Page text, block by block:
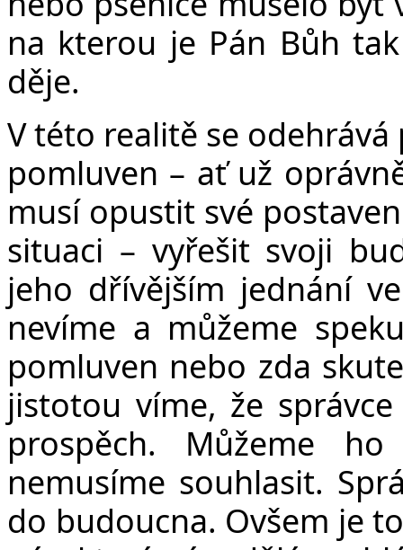
na kterou je Pán Bůh
děje.
V této realitě se
pomluven – ať už
musí opustit své
situaci – vyřešit svoji
jeho dřívějším jednání
nevíme a můžeme
pomluven nebo zda
jistotou víme, že
prospěch. Můžeme
nemusíme souhlasit.
do budoucna. Ovšem je